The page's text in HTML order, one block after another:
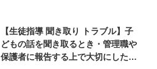
【生徒指導 聞き取り トラブル】子
どもの話を聞き取るとき・管理職や
保護者に報告する上で大切にしたい